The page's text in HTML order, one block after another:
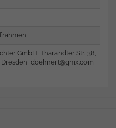
GmbH, Tharandter Str. 38,
Dresden, doehnert@gmx.com